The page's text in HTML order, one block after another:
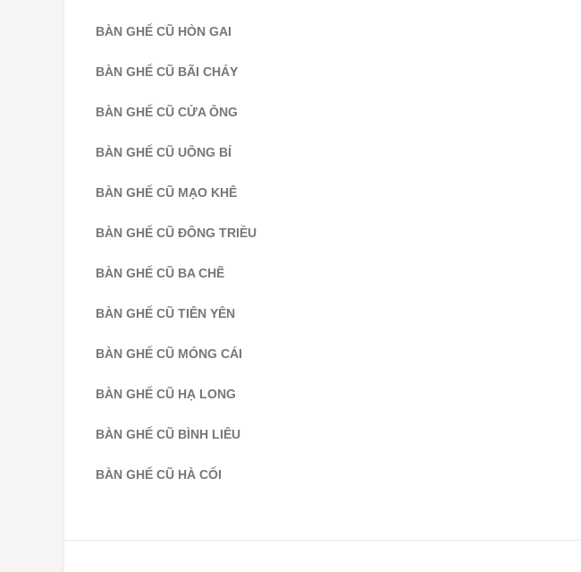
BÀN GHẾ CŨ HÒN GAI
BÀN GHẾ CŨ BÃI CHÁY
BÀN GHẾ CŨ CỬA ÔNG
BÀN GHẾ CŨ UÔNG BÍ
BÀN GHẾ CŨ MẠO KHÊ
BÀN GHẾ CŨ ĐÔNG TRIỀU
BÀN GHẾ CŨ BA CHẼ
BÀN GHẾ CŨ TIÊN YÊN
BÀN GHẾ CŨ MÓNG CÁI
BÀN GHẾ CŨ HẠ LONG
BÀN GHẾ CŨ BÌNH LIÊU
BÀN GHẾ CŨ HÀ CỐI